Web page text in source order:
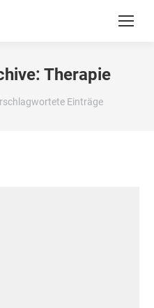
Therapie
Einträge